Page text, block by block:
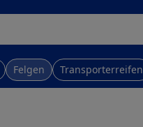
Felgen Transporterreifen